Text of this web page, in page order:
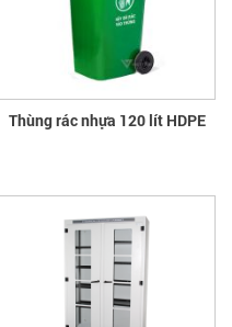
Thùng rác nhựa 120 lít HDPE